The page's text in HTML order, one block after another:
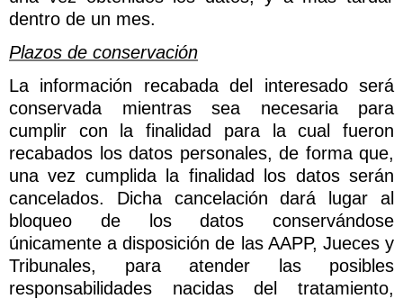
dentro de un mes.
Plazos de conservación
La información recabada del interesado será
conservada mientras sea necesaria para
cumplir con la finalidad para la cual fueron
recabados los datos personales, de forma que,
una vez cumplida la finalidad los datos serán
cancelados. Dicha cancelación dará lugar al
bloqueo de los datos conservándose
únicamente a disposición de las AAPP, Jueces y
Tribunales, para atender las posibles
responsabilidades nacidas del tratamiento,